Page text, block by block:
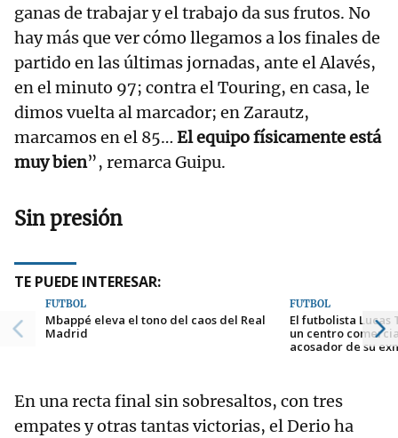
ganas de trabajar y el trabajo da sus frutos. No
hay más que ver cómo llegamos a los finales de
partido en las últimas jornadas, ante el Alavés,
en el minuto 97; contra el Touring, en casa, le
dimos vuelta al marcador; en Zarautz,
marcamos en el 85… El equipo físicamente está
muy bien”, remarca Guipu.
Sin presión
TE PUEDE INTERESAR:
FÚTBOL
Mbappé eleva el tono del caos del Real
Madrid
FÚTBOL
El futbolista
un centro
acosador de su
En una recta final sin sobresaltos, con tres
empates y otras tantas victorias, el Derio ha